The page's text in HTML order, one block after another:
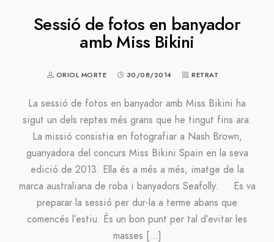
Sessió de fotos en banyador
amb Miss Bikini
ORIOL MORTE 30/08/2014 RETRAT
La sessió de fotos en banyador amb Miss Bikini ha
sigut un dels reptes més grans que he tingut fins ara.
La missió consistia en fotografiar a Nash Brown,
guanyadora del concurs Miss Bikini Spain en la seva
edició de 2013. Ella és a més a més, imatge de la
marca australiana de roba i banyadors Seafolly. Es va
preparar la sessió per dur-la a terme abans que
comencés l’estiu. És un bon punt per tal d’evitar les
masses […]